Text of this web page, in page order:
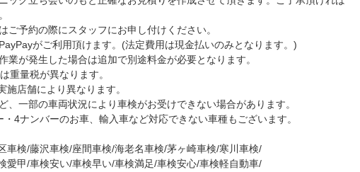
予約の際にスタッフにお申し付けください。
がご利用頂けます。(法定費用は現金払いのみとなります。)
が発生した場合は追加で別途料金が必要となります。
重量税が異なります。
施店舗により異なります。
、一部の車両状況により車検がお受けできない場合があります。
4ナンバーのお車、輸入車など対応できない車種もございます。
車検/藤沢車検/座間車検/海老名車検/茅ヶ崎車検/寒川車検/
愛甲/車検安い/車検早い/車検満足/車検安心/車検軽自動車/